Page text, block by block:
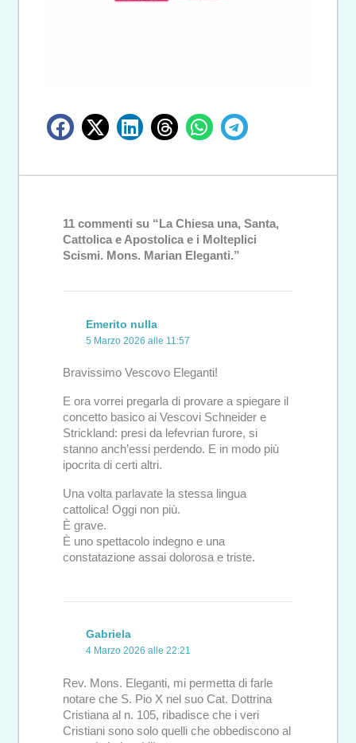
11 commenti su “La Chiesa una, Santa,
Cattolica e Apostolica e i Molteplici
Scismi. Mons. Marian Eleganti.”
Emerito nulla
5 Marzo 2026 alle 11:57
Bravissimo Vescovo Eleganti!
E ora vorrei pregarla di provare a spiegare il
concetto basico ai Vescovi Schneider e
Strickland: presi da lefevrian furore, si
stanno anch’essi perdendo. E in modo più
ipocrita di certi altri.
Una volta parlavate la stessa lingua
cattolica! Oggi non più.
È grave.
È uno spettacolo indegno e una
constatazione assai dolorosa e triste.
Gabriela
4 Marzo 2026 alle 22:21
Rev. Mons. Eleganti, mi permetta di farle
notare che S. Pio X nel suo Cat. Dottrina
Cristiana al n. 105, ribadisce che i veri
Cristiani sono solo quelli che obbediscono al